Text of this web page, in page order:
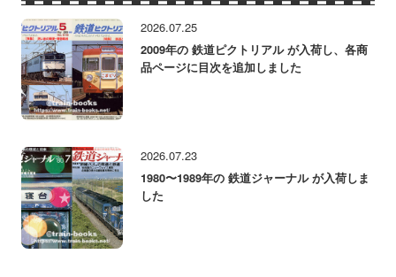
2026.07.25
2009年の 鉄道ピクトリアル が入荷し、各商
品ページに目次を追加しました
2026.07.23
1980〜1989年の 鉄道ジャーナル が入荷しま
した